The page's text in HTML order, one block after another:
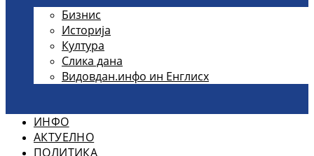
Бизнис
Историја
Култура
Слика дана
Видовдан.инфо ин Енглисх
ИНФО
АКТУЕЛНО
ПОЛИТИКА